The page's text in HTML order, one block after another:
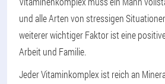
und alle Arten von stressigen
weiterer wichtiger Faktor ist eine
Arbeit und Familie.
Jeder Vitaminkomplex ist reich an